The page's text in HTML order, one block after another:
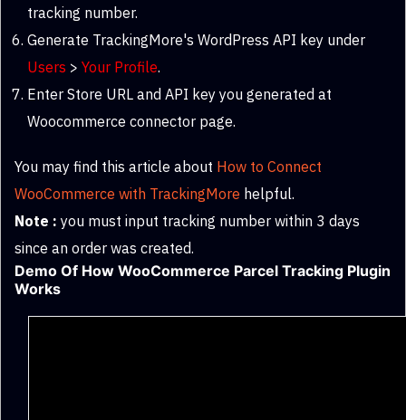
tracking number.
Generate TrackingMore's WordPress API key under
Users > Your Profile.
Enter Store URL and API key you generated at
Woocommerce connector page.
You may find this article about How to Connect
WooCommerce with TrackingMore helpful.
Note : you must input tracking number within 3 days
since an order was created.
Demo Of How WooCommerce Parcel Tracking Plugin
Works